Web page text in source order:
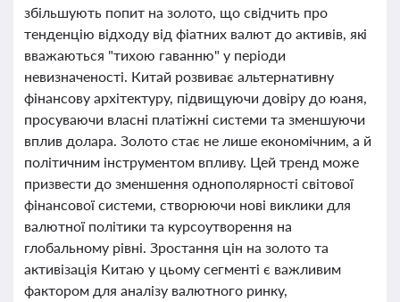
збільшують попит на золото, що свідчить про
тенденцію відходу від фіатних валют до активів, які
вважаються "тихою гаванню" у періоди
невизначеності. Китай розвиває альтернативну
фінансову архітектуру, підвищуючи довіру до юаня,
просуваючи власні платіжні системи та зменшуючи
вплив долара. Золото стає не лише економічним, а й
політичним інструментом впливу. Цей тренд може
призвести до зменшення однополярності світової
фінансової системи, створюючи нові виклики для
валютної політики та курсоутворення на
глобальному рівні. Зростання цін на золото та
активізація Китаю у цьому сегменті є важливим
фактором для аналізу валютного ринку,